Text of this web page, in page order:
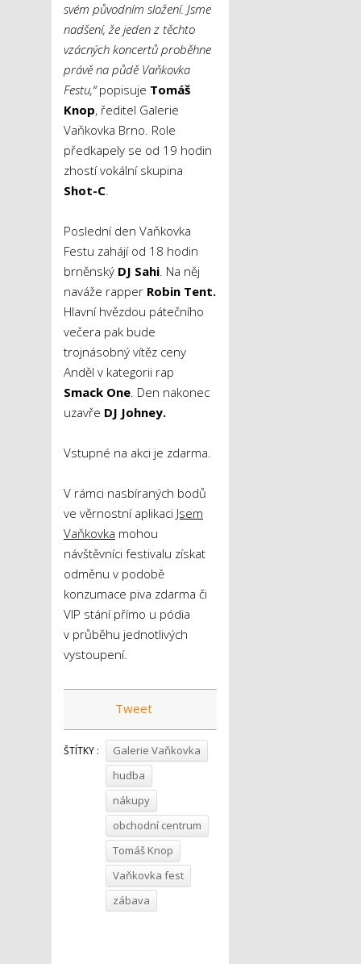
svém původním složení. Jsme
nadšení, že jeden z těchto
vzácných koncertů proběhne
právě na půdě Vaňkovka
Festu,“popisuje Tomáš
Knop, ředitel Galerie
Vaňkovka Brno. Role
předkapely se od 19 hodin
zhostí vokální skupina
Shot-C.
Poslední den Vaňkovka
Festu zahájí od 18 hodin
brněnský DJ Sahi. Na něj
naváže rapper Robin Tent.
Hlavní hvězdou pátečního
večera pak bude
trojnásobný vítěz ceny
Anděl v kategorii rap
Smack One. Den nakonec
uzavře DJ Johney.
Vstupné na akci je zdarma.
V rámci nasbíraných bodů
ve věrnostní aplikaci Jsem
Vaňkovka mohou
návštěvníci festivalu získat
odměnu v podobě
konzumace piva zdarma či
VIP stání přímo u pódia
v průběhu jednotlivých
vystoupení.
Tweet
ŠTÍTKY :
Galerie Vaňkovka
hudba
nákupy
obchodní centrum
Tomáš Knop
Vaňkovka fest
zábava